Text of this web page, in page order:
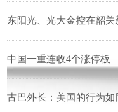
东阳光、光大金控在韶关
中国一重连收4个涨停板
古巴外长：美国的行为如